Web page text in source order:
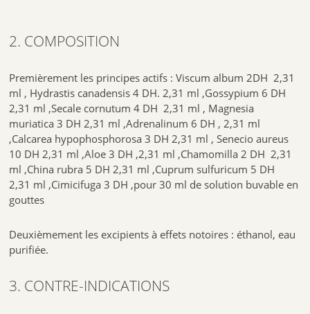
2. COMPOSITION
Premièrement les principes actifs : Viscum album 2DH 2,31
ml , Hydrastis canadensis 4 DH. 2,31 ml ,Gossypium 6 DH
2,31 ml ,Secale cornutum 4 DH 2,31 ml , Magnesia
muriatica 3 DH 2,31 ml ,Adrenalinum 6 DH , 2,31 ml
,Calcarea hypophosphorosa 3 DH 2,31 ml ,Senecio aureus
10 DH 2,31 ml ,Aloe 3 DH ,2,31 ml ,Chamomilla 2 DH 2,31
ml ,China rubra 5 DH 2,31 ml ,Cuprum sulfuricum 5 DH
2,31 ml ,Cimicifuga 3 DH ,pour 30 ml de solution buvable en
gouttes
Deuxièmement les excipients à effets notoires : éthanol, eau
purifiée.
3. CONTRE-INDICATIONS